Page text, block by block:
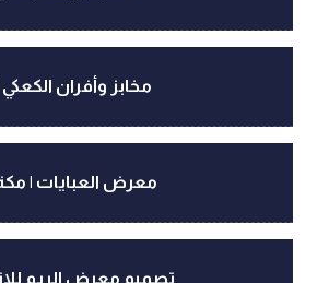
مخابز وأفران
معرض العبايات |
تصميم معرض الريم